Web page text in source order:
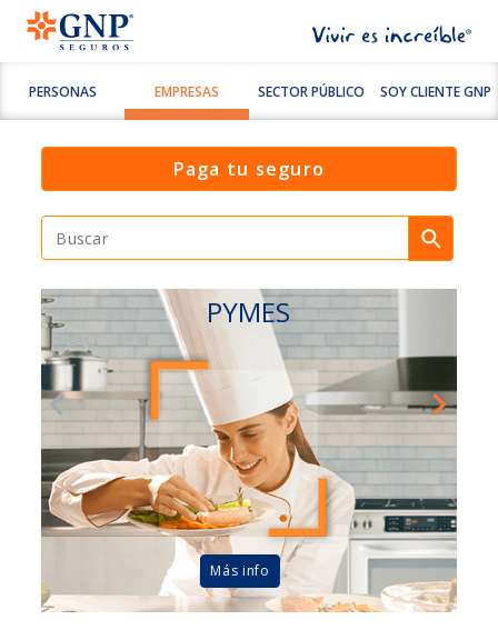
PERSONAS EMPRESAS SECTOR PÚBLICO SOY CLIENTE GNP
Paga tu seguro
PYMES
Más info